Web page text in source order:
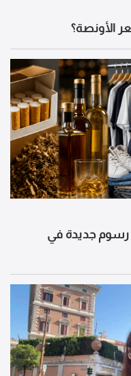
الأونصة؟
رسوم جديدة في